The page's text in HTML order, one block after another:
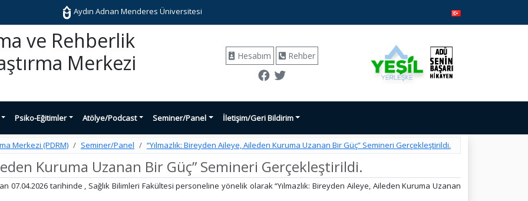
Aydın Adnan Menderes Üniversitesi
ve Rehberlik
Merkezi
Hesabım Rehber
Psiko-Eğitimler Atölye/Podcast Seminer/Panel İletişim/Geri Bildirim
Merkezi (PDRM) Seminer/Panel “Yılmazlık: Bireyden Aileye, Aileden Kuruma Uzanan Bir Güç” Semineri Gerçekleştirildi.
Kuruma Uzanan Bir Güç” Semineri Gerçekleştirildi.
07.04.2026 tarihinde , Sağlık Bilimleri Fakültesi personeline yönelik olarak “Yılmazlık: Bireyden Aileye, Aileden Kuruma Uzanan